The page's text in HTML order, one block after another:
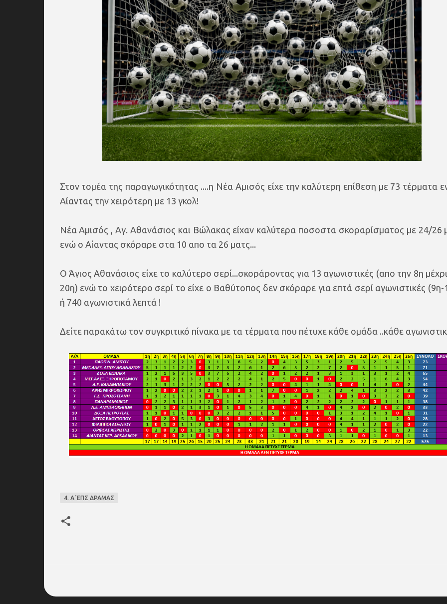
Στον τομέα της παραγωγικότητας ....η Νέα Αμισός είχε την καλύτερη επίθεση με 73 τέρματα
Αίαντας την χειρότερη με 13 γκολ!
Νέα Αμισός , Αγ. Αθανάσιος και Βώλακας είχαν καλύτερα ποσοστα σκοραρίσματος με 24/26
ενώ ο Αίαντας σκόραρε στα 10 απο τα 26 ματς...
Ο Άγιος Αθανάσιος είχε το καλύτερο σερί...σκοράροντας για 13 αγωνιστικές (απο την 8η
20η) ενώ το χειρότερο σερί το είχε ο Βαθύτοπος δεν σκόραρε για επτά σερί αγωνιστικές (9η-
ή 740 αγωνιστικά λεπτά !
Δείτε παρακάτω τον συγκριτικό πίνακα με τα τέρματα που πέτυχε κάθε ομάδα ..κάθε
4. Α΄ΕΠΣ ΔΡΑΜΑΣ